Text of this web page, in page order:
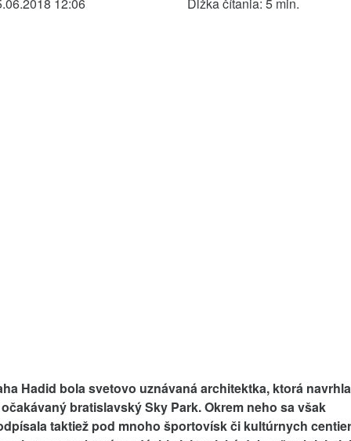
Hadid bola svetovo uznávaná architektka, ktorá navrhla
bratislavský Sky Park. Okrem neho sa však
taktiež pod mnoho športovísk či kultúrnych centier